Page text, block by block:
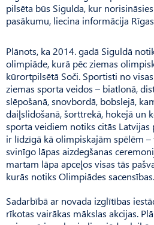
pilsēta būs Sigulda, kur
pasākumu, liecina informācija
Plānots, ka 2014. gadā Siguldā
olimpiāde, kurā pēc ziemas
kūrortpilsētā Soči. Sportisti no
ziemas sporta veidos – biatlonā,
slēpošanā, snovbordā, bobslejā,
daiļslidošanā, šorttrekā, hokejā un
sporta veidiem notiks citās Latvijas
ir līdzīgā kā olimpiskajām spēlēm –
svinīgo lāpas aizdegšanas
martam lāpa apceļos visas tās
kurās notiks Olimpiādes sacensības.
Sadarbībā ar novada izglītības
rīkotas vairākas mākslas akcijas.